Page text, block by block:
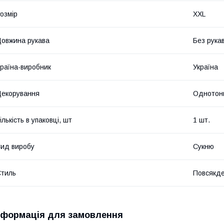
XXL
рукава Без
виробник Україна
в упаковці, шт 1 шт.
виробу Сукню
для замовлення